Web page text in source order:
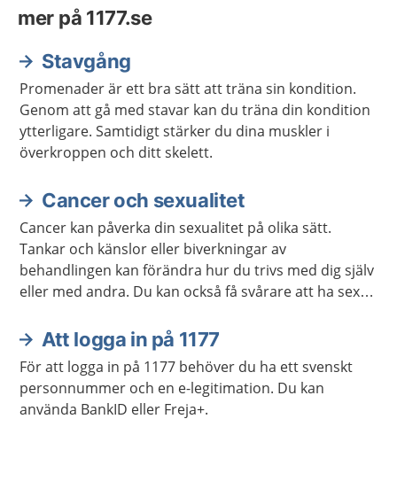
mer på 1177.se
Stavgång
Promenader är ett bra sätt att träna sin kondition.
Genom att gå med stavar kan du träna din kondition
ytterligare. Samtidigt stärker du dina muskler i
överkroppen och ditt skelett.
Cancer och sexualitet
Cancer kan påverka din sexualitet på olika sätt.
Tankar och känslor eller biverkningar av
behandlingen kan förändra hur du trivs med dig själv
eller med andra. Du kan också få svårare att ha sex
lusten och förmågan att ha sex.
Att logga in på 1177
För att logga in på 1177 behöver du ha ett svenskt
personnummer och en e-legitimation. Du kan
använda BankID eller Freja+.